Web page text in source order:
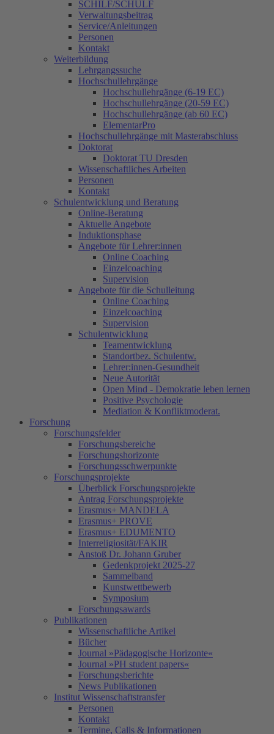
SCHILF/SCHÜLF
Verwaltungsbeitrag
Service/Anleitungen
Personen
Kontakt
Weiterbildung
Lehrgangssuche
Hochschullehrgänge
Hochschullehrgänge (6-19 EC)
Hochschullehrgänge (20-59 EC)
Hochschullehrgänge (ab 60 EC)
ElementarPro
Hochschullehrgänge mit Masterabschluss
Doktorat
Doktorat TU Dresden
Wissenschaftliches Arbeiten
Personen
Kontakt
Schulentwicklung und Beratung
Online-Beratung
Aktuelle Angebote
Induktionsphase
Angebote für Lehrer:innen
Online Coaching
Einzelcoaching
Supervision
Angebote für die Schulleitung
Online Coaching
Einzelcoaching
Supervision
Schulentwicklung
Teamentwicklung
Standortbez. Schulentw.
Lehrer:innen-Gesundheit
Neue Autorität
Open Mind - Demokratie leben lernen
Positive Psychologie
Mediation & Konfliktmoderat.
Forschung
Forschungsfelder
Forschungsbereiche
Forschungshorizonte
Forschungsschwerpunkte
Forschungsprojekte
Überblick Forschungsprojekte
Antrag Forschungsprojekte
Erasmus+ MANDELA
Erasmus+ PROVE
Erasmus+ EDUMENTO
Interreligiosität/FAKIR
Anstoß Dr. Johann Gruber
Gedenkprojekt 2025-27
Sammelband
Kunstwettbewerb
Symposium
Forschungsawards
Publikationen
Wissenschaftliche Artikel
Bücher
Journal »Pädagogische Horizonte«
Journal »PH student papers«
Forschungsberichte
News Publikationen
Institut Wissenschaftstransfer
Personen
Kontakt
Termine, Calls & Informationen